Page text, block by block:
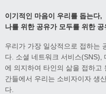
이기적인 마음이 우리를 돕는다,
나를 위한 공유가 모두를 위한
우리가 가장 일상적으로 접하는
다. 소셜 네트워크 서비스(SNS),
에 의지하여 타인의 삶을 접하고
간들에서 우리는 소비자이자 생
다.